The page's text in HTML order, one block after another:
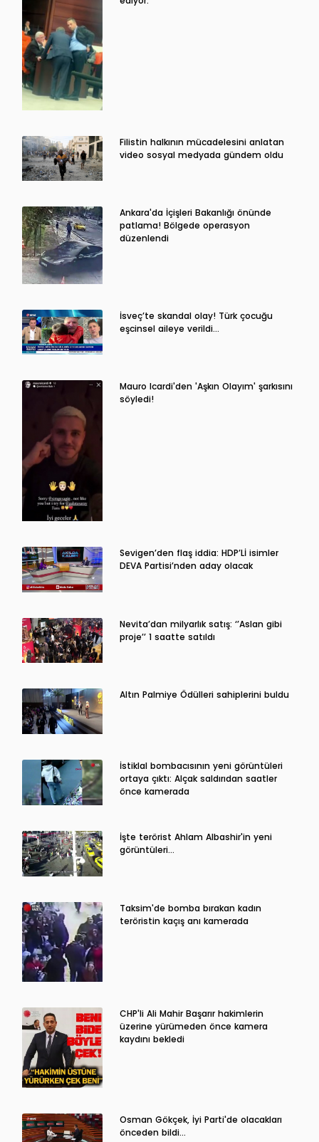
Filistin halkının mücadelesini anlatan
video sosyal medyada gündem oldu
Ankara'da İçişleri Bakanlığı önünde
patlama! Bölgede operasyon
düzenlendi
İsveç’te skandal olay! Türk çocuğu
eşcinsel aileye verildi…
Mauro Icardi'den 'Aşkın Olayım' şarkısını
söyledi!
Sevigen’den flaş iddia: HDP’Lİ isimler
DEVA Partisi’nden aday olacak
Nevita’dan milyarlık satış: ‘’Aslan gibi
proje’’ 1 saatte satıldı
Altın Palmiye Ödülleri sahiplerini buldu
İstiklal bombacısının yeni görüntüleri
ortaya çıktı: Alçak saldırıdan saatler
önce kamerada
İşte terörist Ahlam Albashir'in yeni
görüntüleri…
Taksim'de bomba bırakan kadın
teröristin kaçış anı kamerada
CHP'li Ali Mahir Başarır hakimlerin
üzerine yürümeden önce kamera
kaydını bekledi
Osman Gökçek, İyi Parti'de olacakları
önceden bildi...